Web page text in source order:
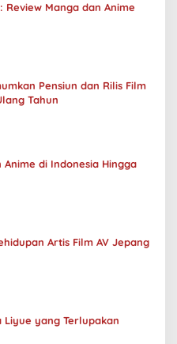
Review Manga dan Anime
Pensiun dan Rilis Film
Tahun
Anime di Indonesia Hingga
Artis Film AV Jepang
Liyue yang Terlupakan